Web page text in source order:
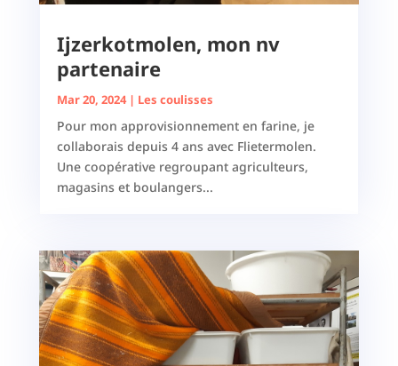
Ijzerkotmolen, mon nv
partenaire
Mar 20, 2024| Les coulisses
Pour mon approvisionnement en farine, je
collaborais depuis 4 ans avec Flietermolen.
Une coopérative regroupant agriculteurs,
magasins et boulangers...